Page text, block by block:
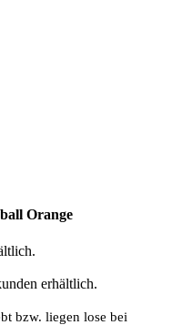
Orange
erhältlich.
bzw. liegen lose bei